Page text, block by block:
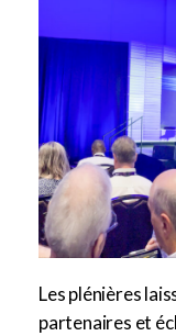
Les plénières
partenaires et